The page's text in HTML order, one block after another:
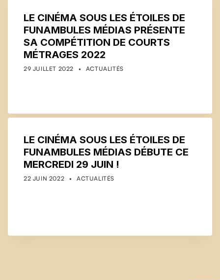
LE CINÉMA SOUS LES ÉTOILES DE
FUNAMBULES MÉDIAS PRÉSENTE
SA COMPÉTITION DE COURTS
MÉTRAGES 2022
POSTED ON:
29 JUILLET 2022 WRITTEN BY:
COMMUNICATIONS
CATEGORIZED IN:
ACTUALITÉS
LE CINÉMA SOUS LES ÉTOILES DE
FUNAMBULES MÉDIAS DÉBUTE CE
MERCREDI 29 JUIN !
POSTED ON:
22 JUIN 2022 WRITTEN BY:
COMMUNICATIONS
CATEGORIZED IN:
ACTUALITÉS